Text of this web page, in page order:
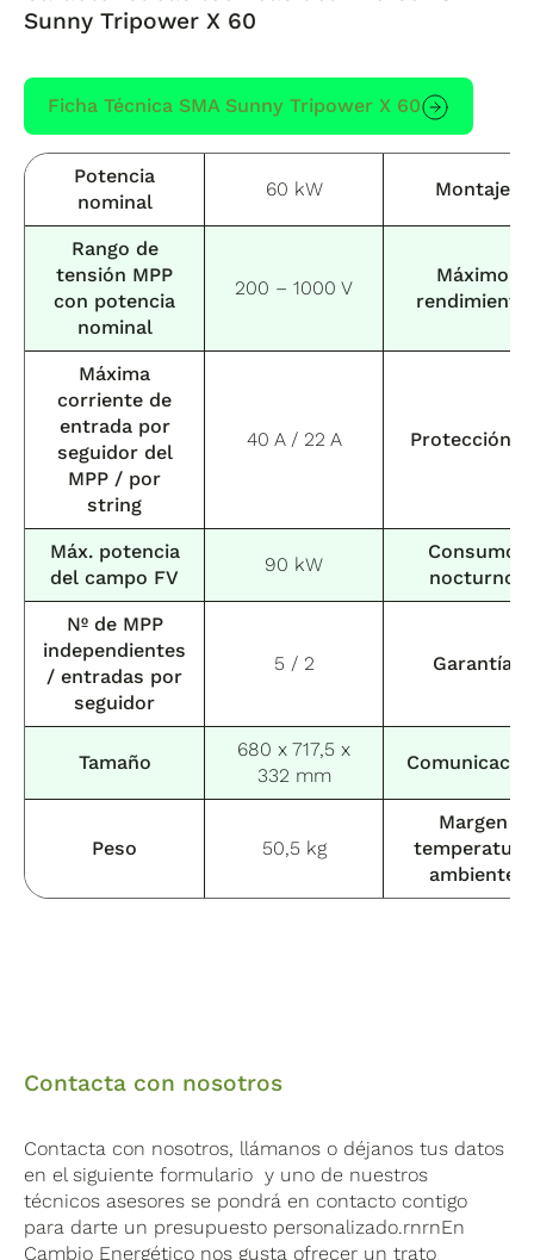
Sunny Tripower X 60
Ficha Técnica SMA Sunny Tripower X 60
Potencia
nominal
60 kW Montaje
Rango de
tensión MPP
con potencia
nominal
200 – 1000 V
Máximo
rendimiento
Máxima
corriente de
entrada por
seguidor del
MPP / por
string
40 A / 22 A Protección
Máx. potencia
del campo FV
90 kW
Consumo
nocturno
Nº de MPP
independientes
/ entradas por
seguidor
5 / 2 Garantía
Tamaño
680 x 717,5 x
332 mm
Peso 50,5 kg
Margen
temperatura
ambiente
Contacta con nosotros
Contacta con nosotros, llámanos o déjanos tus datos
en el siguiente formulario y uno de nuestros
técnicos asesores se pondrá en contacto contigo
para darte un presupuesto personalizado.rnrnEn
Cambio Energético nos gusta ofrecer un trato